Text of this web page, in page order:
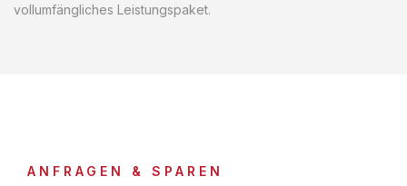
vollumfängliches Leistungspaket.
ANFRAGEN & SPAREN